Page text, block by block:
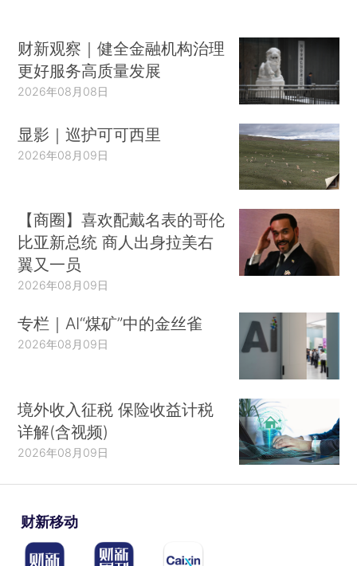
财新观察｜健全金融机构治理
更好服务高质量发展
2026年08月08日
显影｜巡护可可西里
2026年08月09日
【商圈】喜欢配戴名表的哥伦
比亚新总统 商人出身拉美右
翼又一员
2026年08月09日
专栏｜AI“煤矿”中的金丝雀
2026年08月09日
境外收入征税 保险收益计税
详解(含视频)
2026年08月09日
财新移动